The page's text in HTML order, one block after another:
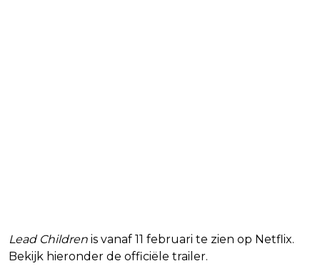
Lead Children is vanaf 11 februari te zien op Netflix.
Bekijk hieronder de officiële trailer.